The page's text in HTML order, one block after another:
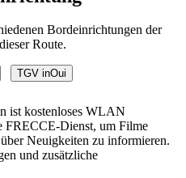
Bordeinrichtungen der
Route.
TGV inOui
ist kostenloses WLAN
FRECCE-Dienst, um Filme
Neuigkeiten zu informieren.
und zusätzliche